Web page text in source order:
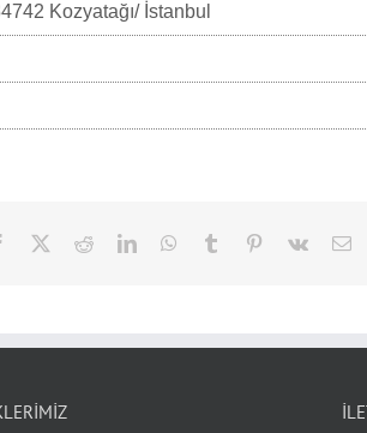
Kozyatağı/ İstanbul
Facebook
TwitterRedditLinkedInWhatsApp
Tumblr Pinterest
Vk
E-